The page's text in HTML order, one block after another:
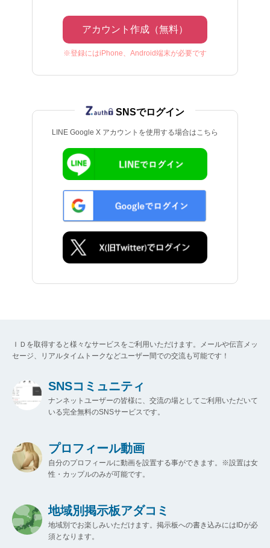
アカウント作成（無料）
※登録にはiPhone、Android端末が必要です
LINE Google X アカウントを使用する場合はこちら
SNSでログイン
ＩＤを取得すると様々なサービスをご利用いただけます。メールや伝言メッ
セージ、リアルタイムトークなどユーザー間での交流も可能です！
SNSコミュニティ
ナンネットユーザーの皆様に、交流の場としてご利用いただいて
いる完全無料のSNSサービスです。
プロフィール動画
自分のプロフィールに動画を設置する事ができます。※設置は女
性・カップルのみが可能です。
地域別掲示板アダコミ
地域別でお楽しみいただけます。掲示板への書き込みにはIDが必
須となります。